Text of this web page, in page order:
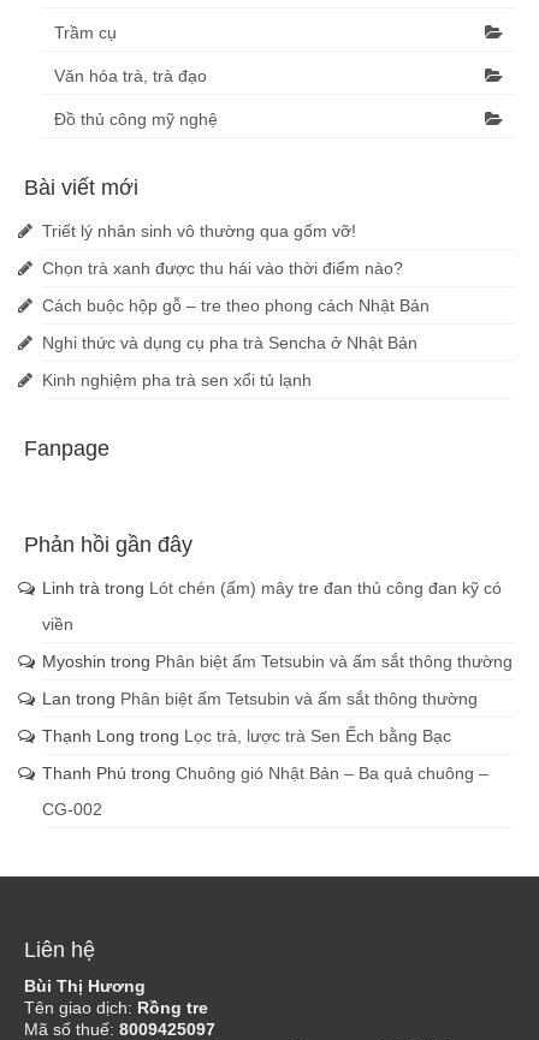
Trầm cụ
Văn hóa trà, trà đạo
Đồ thủ công mỹ nghệ
Bài viết mới
Triết lý nhân sinh vô thường qua gốm vỡ!
Chọn trà xanh được thu hái vào thời điểm nào?
Cách buộc hộp gỗ – tre theo phong cách Nhật Bản
Nghi thức và dụng cụ pha trà Sencha ở Nhật Bản
Kinh nghiệm pha trà sen xổi tủ lạnh
Fanpage
Phản hồi gần đây
Linh trà trong Lót chén (ấm) mây tre đan thủ công đan kỹ có
viền
Myoshin trong Phân biệt ấm Tetsubin và ấm sắt thông thường
Lan trong Phân biệt ấm Tetsubin và ấm sắt thông thường
Thạnh Long trong Lọc trà, lược trà Sen Ếch bằng Bạc
Thanh Phú trong Chuông gió Nhật Bản – Ba quả chuông –
CG-002
Liên hệ
Bùi Thị Hương
Tên giao dịch: Rồng tre
Mã số thuế: 8009425097